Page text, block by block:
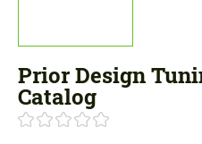
Prior Design
Catalog